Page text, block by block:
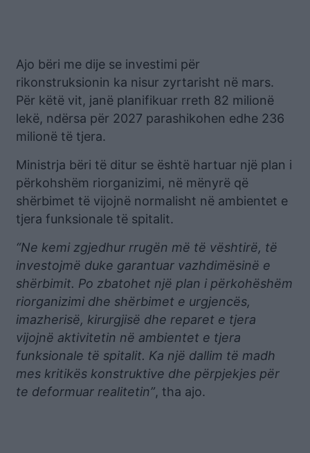
Ajo bëri me dije se investimi për
rikonstruksionin ka nisur zyrtarisht në mars.
Për këtë vit, janë planifikuar rreth 82 milionë
lekë, ndërsa për 2027 parashikohen edhe 236
milionë të tjera.
Ministrja bëri të ditur se është hartuar një plan i
përkohshëm riorganizimi, në mënyrë që
shërbimet të vijojnë normalisht në ambientet e
tjera funksionale të spitalit.
“Ne kemi zgjedhur rrugën më të vështirë, të
investojmë duke garantuar vazhdimësinë e
shërbimit. Po zbatohet një plan i përkohëshëm
riorganizimi dhe shërbimet e urgjencës,
imazherisë, kirurgjisë dhe reparet e tjera
vijojnë aktivitetin në ambientet e tjera
funksionale të spitalit. Ka një dallim të madh
mes kritikës konstruktive dhe përpjekjes për
te deformuar realitetin”, tha ajo.